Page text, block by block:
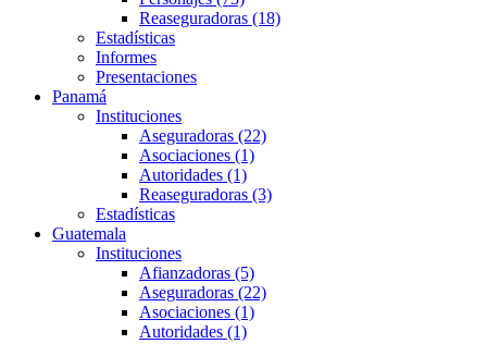
Reaseguradoras (18)
Estadísticas
Informes
Presentaciones
Panamá
Instituciones
Aseguradoras (22)
Asociaciones (1)
Autoridades (1)
Reaseguradoras (3)
Estadísticas
Guatemala
Instituciones
Afianzadoras (5)
Aseguradoras (22)
Asociaciones (1)
Autoridades (1)